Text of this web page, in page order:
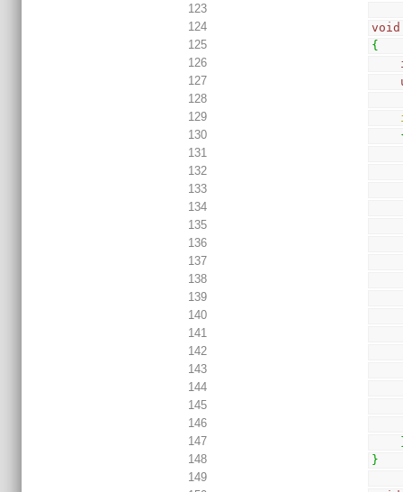
123
124
void
125
{
126
127
128
129
130
131
132
133
134
135
136
137
138
139
140
141
142
143
144
145
146
147
148
}
149